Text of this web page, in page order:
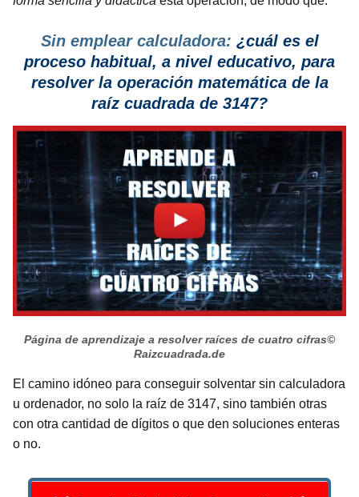
Sin emplear calculadora: ¿cuál es el
proceso habitual, a nivel educativo, para
resolver la operación matemática de la
raíz cuadrada de 3147?
Página de aprendizaje a resolver raíces de cuatro cifras©
Raizcuadrada.de
El camino idóneo para conseguir solventar sin calculadora
u ordenador, no solo la raíz de 3147, sino también otras
con otra cantidad de dígitos o que den soluciones enteras
o no.